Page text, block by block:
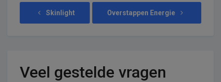
Skinlight Overstappen Energie
Veel gestelde vragen